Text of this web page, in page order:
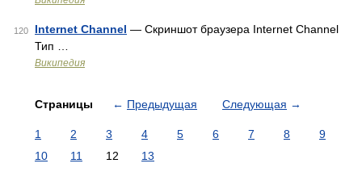
120 Internet Channel — Скриншот браузера Internet Channel
Тип …
Википедия
Страницы ← Предыдущая Следующая →
1 2 3 4 5 6 7 8
9
10
11 12 13